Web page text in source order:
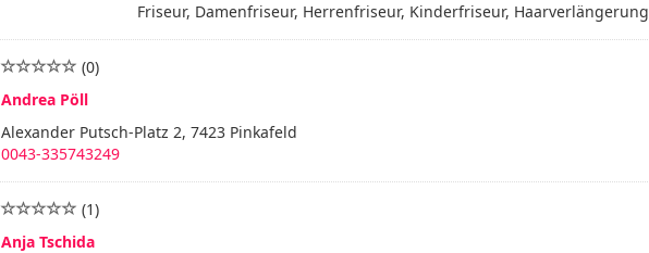
Friseur, Damenfriseur, Herrenfriseur, Kinderfriseur, Haarverlängerung
(0)
Andrea Pöll
Alexander Putsch-Platz 2, 7423 Pinkafeld
0043-335743249
(1)
Anja Tschida